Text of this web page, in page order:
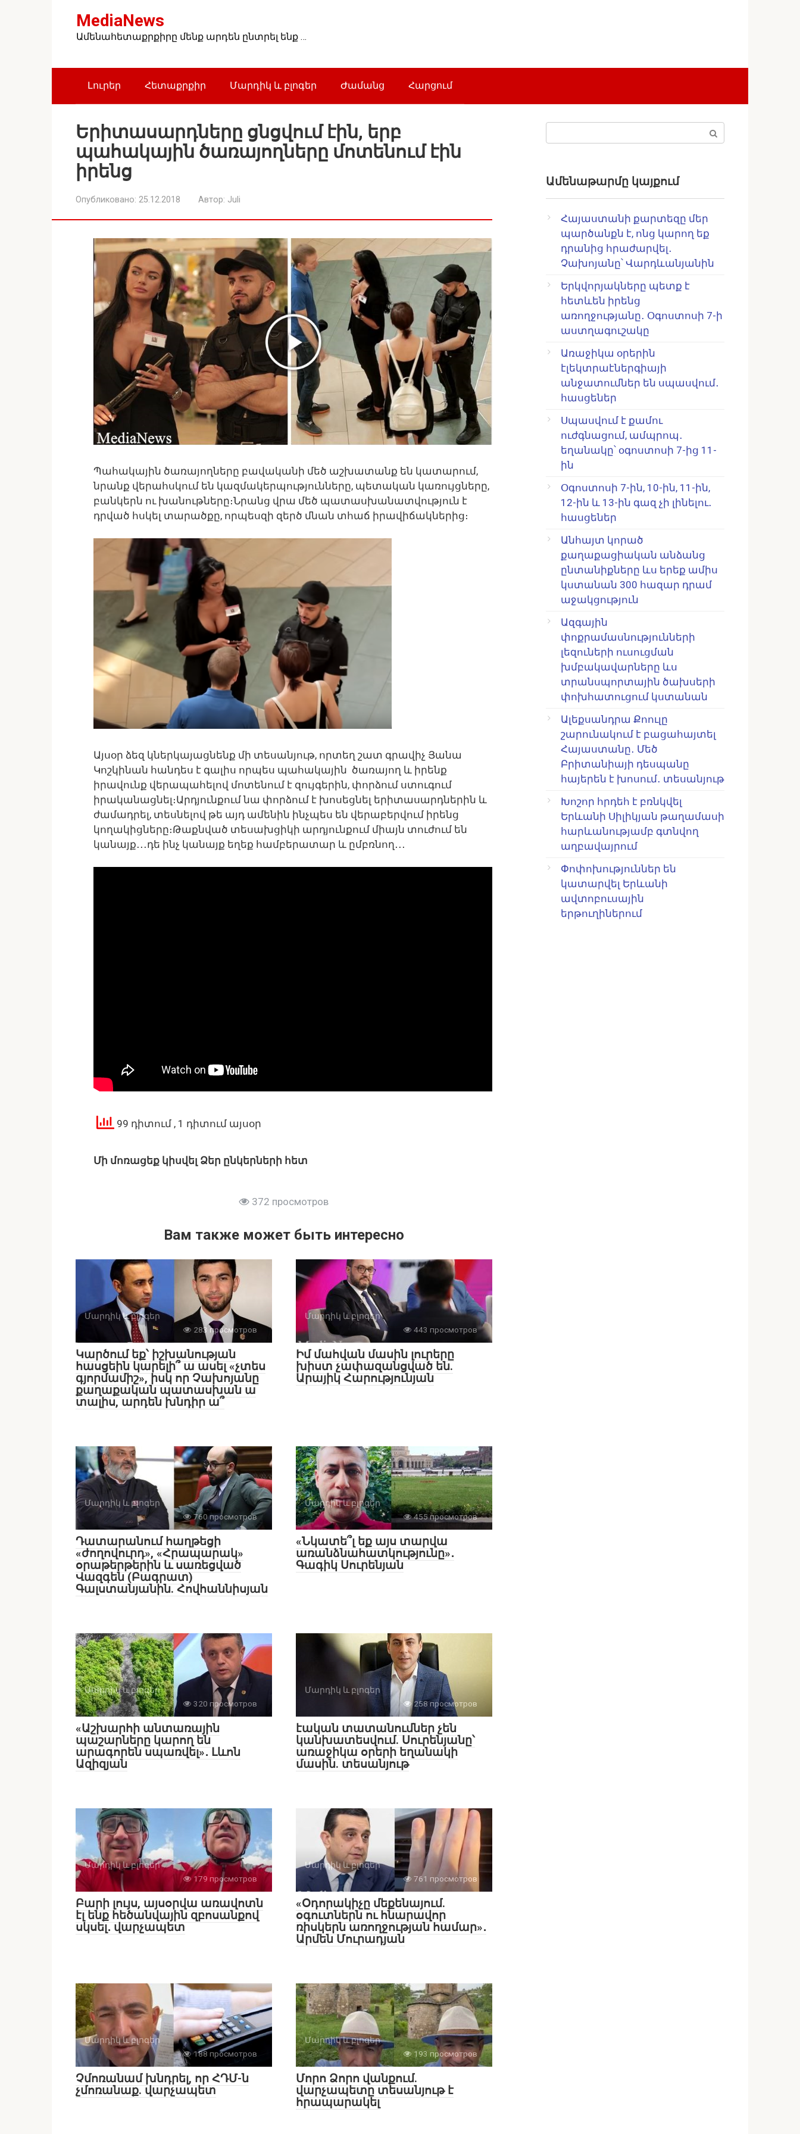
MediaNews
Ամենահետաքրքիրը մենք արդեն ընտրել ենք …
Լուրեր Հետաքրքիր Մարդիկ և բլոգեր Ժամանց Հարցում
Երիտասարդները ցնցվում էին, երբ
պահակային ծառայողները մոտենում էին
իրենց
Опубликовано: 25.12.2018 Автор: Juli
Պահակային ծառայողները բավականի մեծ աշխատանք են կատարում,
նրանք վերահսկում են կազմակերպությունները, պետական կառույցները,
բանկերն ու խանութները։Նրանց վրա մեծ պատասխանատվություն է
դրված հսկել տարածքը, որպեսզի զերծ մնան տհաճ իրավիճակներից։
Այսօր ձեզ կներկայացնենք մի տեսանյութ, որտեղ շատ գրավիչ Յանա
Կոշկինան հանդես է գալիս որպես պահակային ծառայող և իրենք
իրավունք վերապահելով մոտենում է զույգերին, փորձում ստուգում
իրականացնել։Արդյունքում նա փորձում է խոսեցնել երիտասարդներին և
ժամադրել, տեսնելով թե այդ ամենին ինչպես են վերաբերվում իրենց
կողակիցները։Թաքնված տեսախցիկի արդյունքում միայն տուժում են
կանայք․․․դե ինչ կանայք եղեք համբերատար և ըմբռնող․․․
99 դիտում , 1 դիտում այսօր
Մի մոռացեք կիսվել Ձեր ընկերների հետ
372 просмотров
Вам также может быть интересно
Մարդիկ և բլոգեր
283 просмотров
Կարծում եք՝ իշխանության
հասցեին կարելի՞ ա ասել «չտես
գյորմամիշ», իսկ որ Չախոյանը
քաղաքական պատասխան ա
տալիս, արդեն խնդիր ա՞
Մարդիկ և բլոգեր
443 просмотров
Իմ մահվան մասին լուրերը
խիստ չափազանցված են.
Արայիկ Հարությունյան
Մարդիկ և բլոգեր
760 просмотров
Դատարանում հաղթեցի
«ժողովուրդ», «Հրապարակ»
օրաթերթերին և սառեցված
Վազգեն (Բագրատ)
Գալստանյանին. Հովհաննիսյան
Մարդիկ և բլոգեր
455 просмотров
«Նկատե՞լ եք այս տարվա
առանձնահատկությունը»․
Գագիկ Սուրենյան
Մարդիկ և բլոգեր
320 просмотров
«Աշխարհի անտառային
պաշարները կարող են
արագորեն սպառվել»․ Լևոն
Ազիզյան
Մարդիկ և բլոգեր
258 просмотров
էական տատանումներ չեն
կանխատեսվում. Սուրենյանը՝
առաջիկա օրերի եղանակի
մասին. տեսանյութ
Մարդիկ և բլոգեր
179 просмотров
Բարի լույս, այսօրվա առավոտն
էլ ենք հեծանվային զբոսանքով
սկսել․ վարչապետ
Մարդիկ և բլոգեր
761 просмотров
«Օդորակիչը մեքենայում.
օգուտներն ու հնարավոր
ռիսկերն առողջության համար»․
Արմեն Մուրադյան
Մարդիկ և բլոգեր
188 просмотров
Չմոռանամ խնդրել, որ ՀԴՄ-ն
չմոռանաք. վարչապետ
Մարդիկ և բլոգեր
193 просмотров
Մորո Ձորո վանքում.
վարչապետը տեսանյութ է
հրապարակել
Ամենաթարմը կայքում
Հայաստանի քարտեզը մեր
պարծանքն է, ոնց կարող եք
դրանից հրաժարվել․
Չախոյանը՝ Վարդևանյանին
Երկվորյակները պետք է
հետևեն իրենց
առողջությանը․ Օգոստոսի 7-ի
աստղագուշակը
Առաջիկա օրերին
էլեկտրաէներգիայի
անջատումներ են սպասվում․
հասցեներ
Սպասվում է քամու
ուժգնացում, ամպրոպ․
եղանակը՝ օգոստոսի 7-ից 11-
ին
Օգոստոսի 7-ին, 10-ին, 11-ին,
12-ին և 13-ին գազ չի լինելու․
հասցեներ
Անհայտ կորած
քաղաքացիական անձանց
ընտանիքները ևս երեք ամիս
կստանան 300 հազար դրամ
աջակցություն
Ազգային
փոքրամասնությունների
լեզուների ուսուցման
խմբակավարները ևս
տրանսպորտային ծախսերի
փոխհատուցում կստանան
Ալեքսանդրա Քոուլը
շարունակում է բացահայտել
Հայաստանը․ Մեծ
Բրիտանիայի դեսպանը
հայերեն է խոսում․ տեսանյութ
Խոշոր հրդեհ է բռնկվել
Երևանի Սիլիկյան թաղամասի
հարևանությամբ գտնվող
աղբավայրում
Փոփոխություններ են
կատարվել Երևանի
ավտոբուսային
երթուղիներում